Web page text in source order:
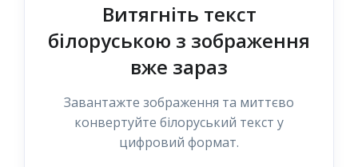
Витягніть текст
білоруською з зображення
вже зараз
Завантажте зображення та миттєво
конвертуйте білоруський текст у
цифровий формат.